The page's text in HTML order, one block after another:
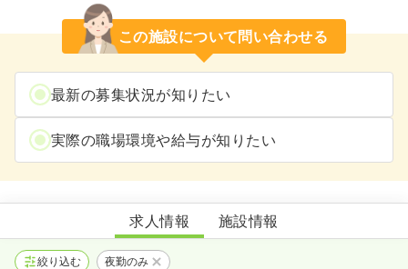
この施設について問い合わせる
最新の募集状況が知りたい
実際の職場環境や給与が知りたい
グリーンヒルかみごとう
求人情報 施設情報
絞り込む 夜勤のみ